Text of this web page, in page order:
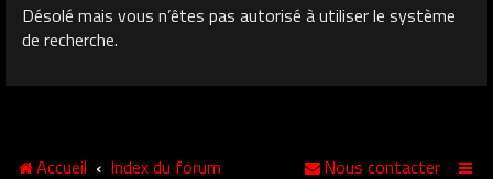
Désolé mais vous n’êtes pas autorisé à utiliser le système
de recherche.
Accueil Index du forum Nous contacter